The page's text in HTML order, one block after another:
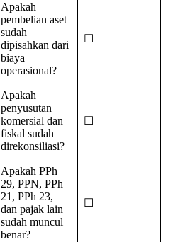
Apakah
pembelian aset
sudah
dipisahkan dari
biaya
operasional?
☐
Apakah
penyusutan
komersial dan
fiskal sudah
direkonsiliasi?
☐
Apakah PPh
29, PPN, PPh
21, PPh 23,
dan pajak lain
sudah muncul
benar?
☐